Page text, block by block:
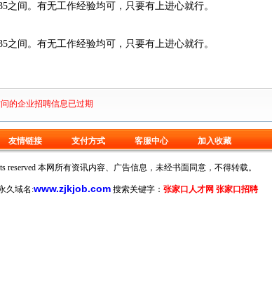
之间。有无工作经验均可，只要有上进心就行。
之间。有无工作经验均可，只要有上进心就行。
的企业招聘信息已过期
友情链接 支付方式 客服中心 加入收藏
reserved 本网所有资讯内容、广告信息，未经书面同意，不得转载。
久域名:www.zjkjob.com 搜索关键字： 张家口人才网 张家口招聘